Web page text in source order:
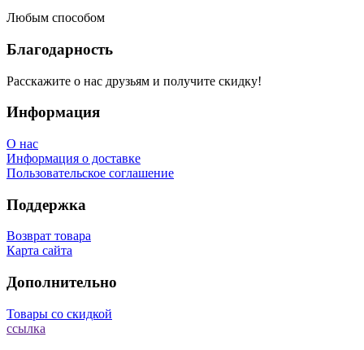
Любым способом
Благодарность
Расскажите о нас друзьям и получите скидку!
Информация
О нас
Информация о доставке
Пользовательское соглашение
Поддержка
Возврат товара
Карта сайта
Дополнительно
Товары со скидкой
ссылка